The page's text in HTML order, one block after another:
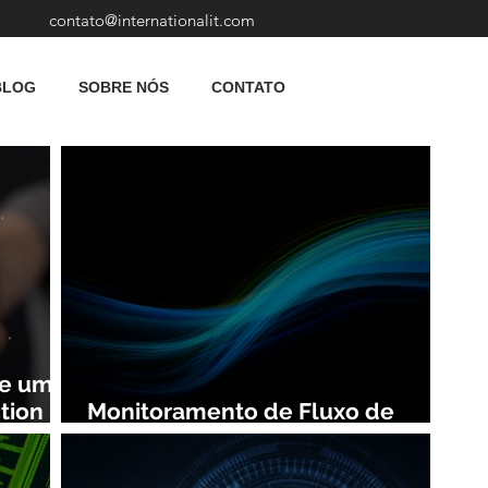
contato@internationalit.com
SOBRE NÓS CONTATO
uma
Monitoramento de Fluxo de
Rede: Vantagens e Benefícios